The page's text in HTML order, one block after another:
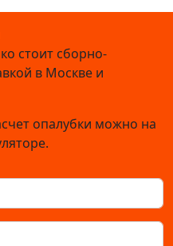
стоит сборно-
в Москве и
опалубки можно на